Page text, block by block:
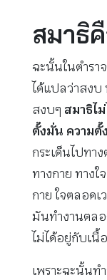
สมาธิ
ฉะนั้นในตำรา
ได้แปลว่าสงบ
สงบๆ สมาธิไ
ตั้งมั่น ความตั้
กระเด็นไปทา
ทางกาย ทาง
กาย ใจตลอด
มันทำงานตลอ
ไม่ได้อยู่กับเนื้
เพราะฉะนั้นท